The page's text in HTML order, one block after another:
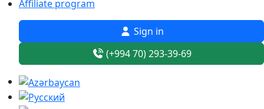
Affiliate program
Sign in
(+994 70) 293-39-69